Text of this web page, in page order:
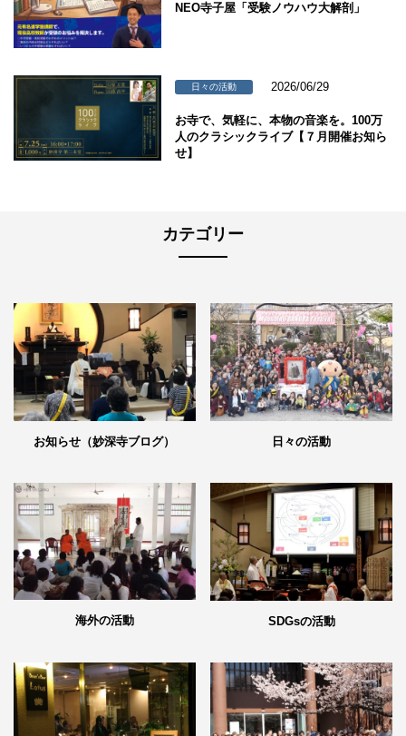
NEO寺子屋「受験ノウハウ大解剖」
日々の活動 2026/06/29
お寺で、気軽に、本物の音楽を。100万
人のクラシックライブ【７月開催お知ら
せ】
カテゴリー
お知らせ（妙深寺ブログ） 日々の活動
海外の活動 SDGsの活動